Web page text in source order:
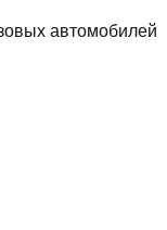
автомобилей